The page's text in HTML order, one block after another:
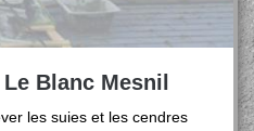
Blanc Mesnil
les suies et les cendres